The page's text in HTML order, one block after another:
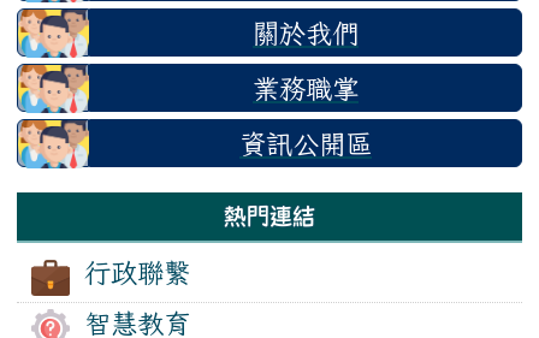
關於我們
業務職掌
資訊公開區
熱門連結
行政聯繫
智慧教育